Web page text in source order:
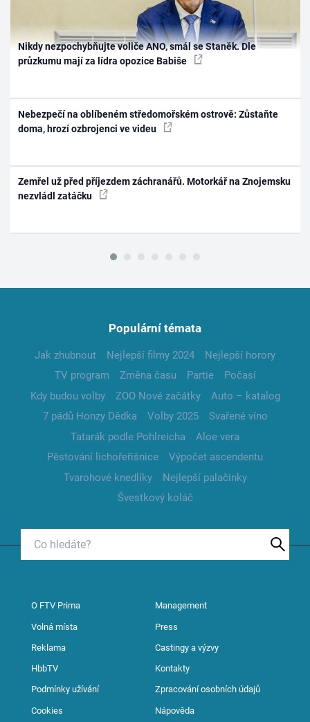
Nikdy nezpochybňujte voliče ANO, smál se Staněk. Dle
průzkumu mají za lídra opozice Babiše
Nebezpečí na oblíbeném středomořském ostrově: Zůstaňte
doma, hrozí ozbrojenci ve videu
Zemřel už před příjezdem záchranářů. Motorkář na Znojemsku
nezvládl zatáčku
Populární témata
Jak zhubnout Nejlepší filmy 2024
Nejlepší horory
TV program
Změna času Partie
Počasí
Kdy budou volby
ZOO Nové začátky
Auto – katalog
7 pádů Honzy Dědka
Volby 2025
Svařené víno
Tatarák podle Pohlreicha
Aloe vera
Pěstování lichořeřišnice
Výpočet ascendentu
Tvarohové knedlíky
Nejlepší palačinky
Švestkový koláč
O FTV Prima Management
Volná místa Press
Reklama Castingy a výzvy
HbbTV Kontakty
Podmínky užívání Zpracování osobních údajů
Cookies Nápověda